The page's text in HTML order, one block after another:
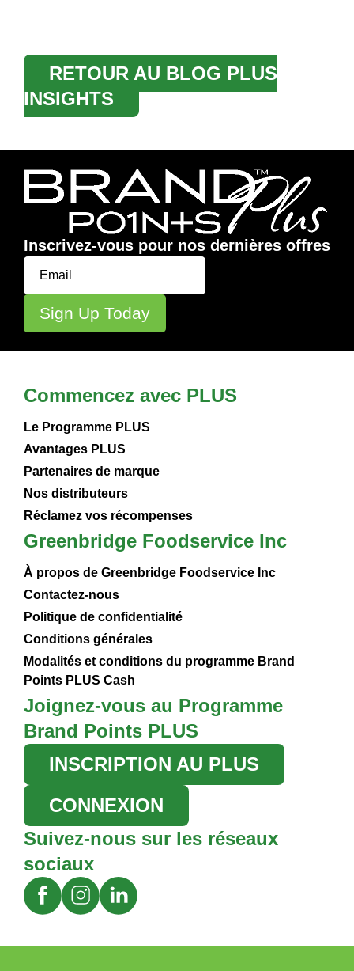
RETOUR AU BLOG PLUS
INSIGHTS
Inscrivez-vous pour nos dernières offres
Commencez avec PLUS
Le Programme PLUS
Avantages PLUS
Partenaires de marque
Nos distributeurs
Réclamez vos récompenses
Greenbridge Foodservice Inc
À propos de Greenbridge Foodservice Inc
Contactez-nous
Politique de confidentialité
Conditions générales
Modalités et conditions du programme Brand
Points PLUS Cash
Joignez-vous au Programme
Brand Points PLUS
INSCRIPTION AU PLUS
CONNEXION
Suivez-nous sur les réseaux
sociaux